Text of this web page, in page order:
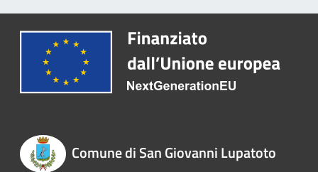
Comune di San Giovanni Lupatoto